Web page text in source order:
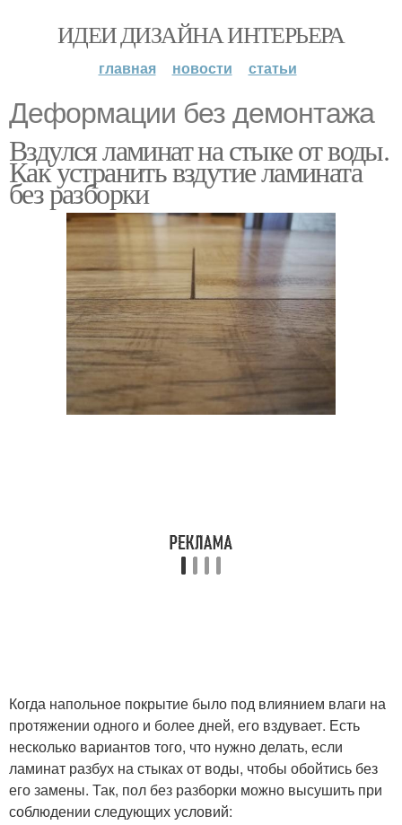
ИДЕИ ДИЗАЙНА ИНТЕРЬЕРА
главная новости статьи
Деформации без демонтажа
Вздулся ламинат на стыке от воды.
Как устранить вздутие ламината
без разборки
Когда напольное покрытие было под влиянием влаги на
протяжении одного и более дней, его вздувает. Есть
несколько вариантов того, что нужно делать, если
ламинат разбух на стыках от воды, чтобы обойтись без
его замены. Так, пол без разборки можно высушить при
соблюдении следующих условий: